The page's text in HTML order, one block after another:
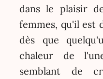
dans le plaisir
femmes, qu'il est
dès que
chaleur de
semblant de